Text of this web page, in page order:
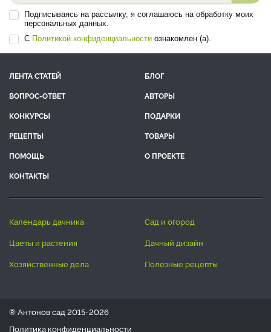
Подписываясь на рассылку, я соглашаюсь на обработку моих
персональных данных.
С Политикой конфиденциальности ознакомлен (а).
ЛЕНТА СТАТЕЙ
БЛОГ
ВОПРОС-ОТВЕТ
АВТОРЫ
КОНКУРСЫ
ПОДАРКИ
РЕЦЕПТЫ
ТОВАРЫ
ПОМОЩЬ
О ПРОЕКТЕ
КОНТАКТЫ
календарь дачника
сад и огород
цветы и растения
дачный дизайн
хозяйственные дела
полезные рецепты
® Антонов сад 2015-2026
Политика конфиденциальности